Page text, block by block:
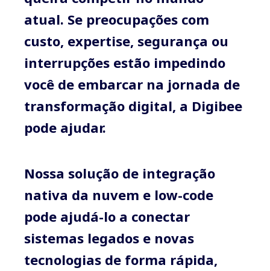
atual. Se preocupações com
custo, expertise, segurança ou
interrupções estão impedindo
você de embarcar na jornada de
transformação digital, a Digibee
pode ajudar.
Nossa solução de integração
nativa da nuvem e low-code
pode ajudá-lo a conectar
sistemas legados e novas
tecnologias de forma rápida,